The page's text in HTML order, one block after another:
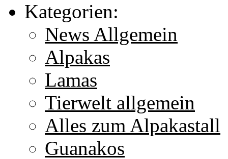
Kategorien:
News Allgemein
Alpakas
Lamas
Tierwelt allgemein
Alles zum Alpakastall
Guanakos